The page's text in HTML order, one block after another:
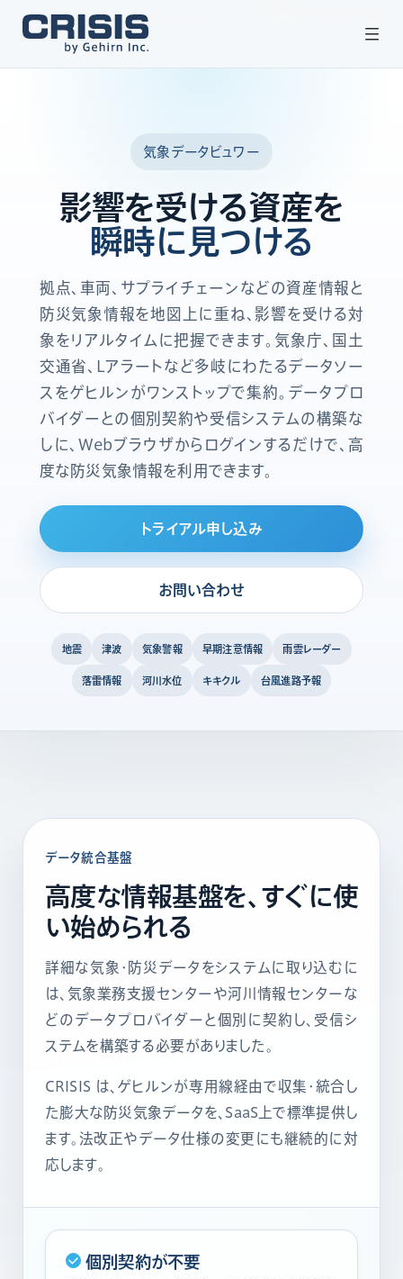
料金プラン
サポートサイト
ログイン
気象データビュワー
影響を受ける資産を
瞬時に見つける
拠点、車両、サプライチェーンなどの資産情報と
防災気象情報を地図上に重ね、影響を受ける対
象をリアルタイムに把握できます。気象庁、国土
交通省、Lアラートなど多岐にわたるデータソー
スをゲヒルンがワンストップで集約。データプロ
バイダーとの個別契約や受信システムの構築な
しに、Webブラウザからログインするだけで、高
度な防災気象情報を利用できます。
トライアル申し込み
お問い合わせ
地震 津波 気象警報 早期注意情報 雨雲レーダー
落雷情報 河川水位 キキクル 台風進路予報
データ統合基盤
高度な情報基盤を、 すぐに使
い始められる
詳細な気象・防災データをシステムに取り込むに
は、気象業務支援センターや河川情報センターな
どのデータプロバイダーと個別に契約し、受信シ
ステムを構築する必要がありました。
CRISIS は、ゲヒルンが専用線経由で収集・統合し
た膨大な防災気象データを、SaaS上で標準提供し
ます。法改正やデータ仕様の変更にも継続的に対
応します。
個別契約が不要